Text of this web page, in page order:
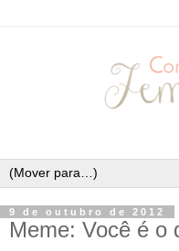
9 de outubro de 2012
Meme: Você é o